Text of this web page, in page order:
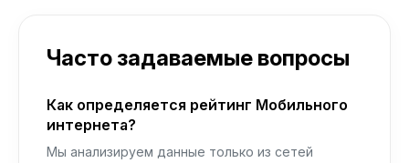
Часто задаваемые вопросы
Как определяется рейтинг Мобильного
интернета?
Мы анализируем данные только из сетей